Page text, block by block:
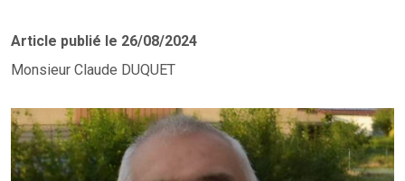
Article publié le 26/08/2024
Monsieur Claude DUQUET